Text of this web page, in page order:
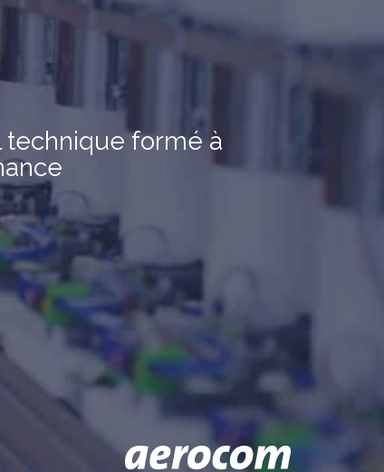
technique formé à